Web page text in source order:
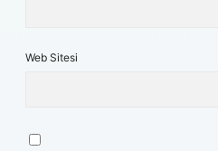
Web Sitesi